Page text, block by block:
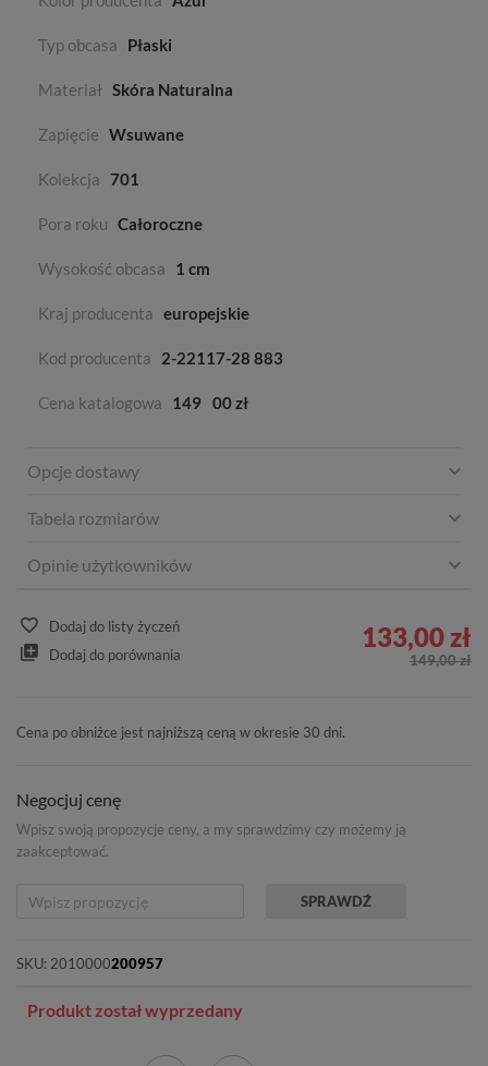
Typ obcasa Płaski
Materiał Skóra Naturalna
Zapięcie Wsuwane
Kolekcja 701
Pora roku Całoroczne
Wysokość obcasa 1 cm
Kraj producenta europejskie
Kod producenta 2-22117-28 883
Cena katalogowa 149 00 zł
Opcje dostawy
Tabela rozmiarów
Opinie użytkowników
Dodaj do listy życzeń
Dodaj do porównania
133,00 zł
149,00 zł
Cena po obniżce jest najniższą ceną w okresie 30 dni.
Negocjuj cenę
Wpisz swoją propozycje ceny, a my sprawdzimy czy możemy ją
zaakceptować.
SPRAWDŹ
SKU: 2010000200957
Produkt został wyprzedany